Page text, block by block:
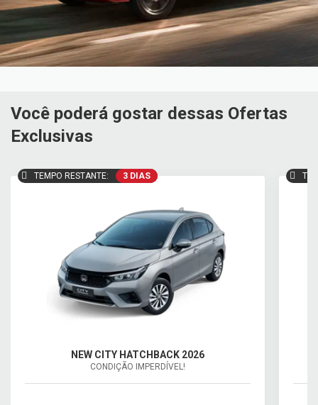
Você poderá gostar dessas Ofertas
Exclusivas
TEMPO RESTANTE: 3 DIAS
NEW CITY HATCHBACK 2026
CONDIÇÃO IMPERDÍVEL!